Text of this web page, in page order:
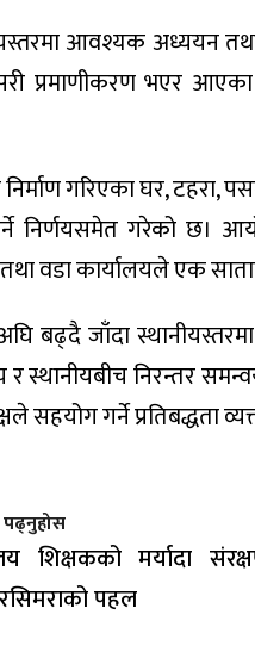
आवश्यक अध्ययन
प्रमाणीकरण भएर आएका
गरिएका घर, टहरा,
निर्णयसमेत गरेको छ।
वडा कार्यालयले एक
बढ्दै जाँदा
र स्थानीयबीच निरन्तर
सहयोग गर्ने प्रतिबद्धता
पढ्नुहोस
शिक्षकको मर्यादा
पहल